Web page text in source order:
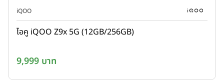
iQOO
ไอคู iQOO Z9x 5G (12GB/256GB)
9,999 บาท